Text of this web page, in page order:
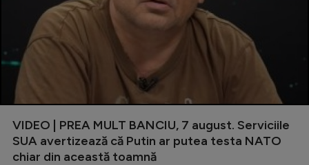
VIDEO | PREA MULT BANCIU, 7 august. Serviciile
SUA avertizează că Putin ar putea testa NATO
chiar din această toamnă